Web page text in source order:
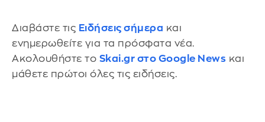
Διαβάστε τις Ειδήσεις σήμερα και
ενημερωθείτε για τα πρόσφατα νέα.
Ακολουθήστε το Skai.gr στο Google News και
μάθετε πρώτοι όλες τις ειδήσεις.